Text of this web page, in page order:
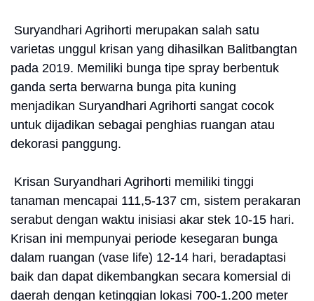
Suryandhari Agrihorti merupakan salah satu
varietas unggul krisan yang dihasilkan Balitbangtan
pada 2019. Memiliki bunga tipe spray berbentuk
ganda serta berwarna bunga pita kuning
menjadikan Suryandhari Agrihorti sangat cocok
untuk dijadikan sebagai penghias ruangan atau
dekorasi panggung.
Krisan Suryandhari Agrihorti memiliki tinggi
tanaman mencapai 111,5-137 cm, sistem perakaran
serabut dengan waktu inisiasi akar stek 10-15 hari.
Krisan ini mempunyai periode kesegaran bunga
dalam ruangan (vase life) 12-14 hari, beradaptasi
baik dan dapat dikembangkan secara komersial di
daerah dengan ketinggian lokasi 700-1.200 meter